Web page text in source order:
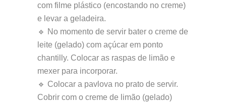
com filme plástico (encostando no creme)
e levar a geladeira.
🔹 No momento de servir bater o creme de
leite (gelado) com açúcar em ponto
chantilly. Colocar as raspas de limão e
mexer para incorporar.
🔹 Colocar a pavlova no prato de servir.
Cobrir com o creme de limão (gelado)